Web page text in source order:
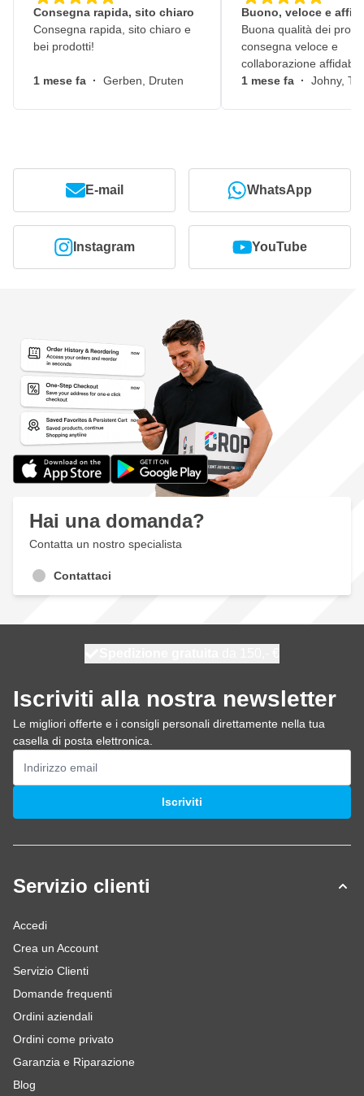
vernice trasparente
Consegna rapida, sito chiaro
Consegna rapida, sito chiaro e
bei prodotti!
1 mese fa · Gerben, Druten
Buono, veloce e
Buona qualità dei
consegna veloce e
collaborazione
1 mese fa · Johny,
E-mail WhatsApp
Instagram YouTube
Hai una domanda?
Contatta un nostro specialista
Contattaci
Iscriviti alla nostra newsletter
Le migliori offerte e i consigli personali direttamente nella tua
casella di posta elettronica.
Indirizzo email
Iscriviti
Servizio clienti
Accedi
Crea un Account
Servizio Clienti
Domande frequenti
Ordini aziendali
Ordini come privato
Garanzia e Riparazione
Blog